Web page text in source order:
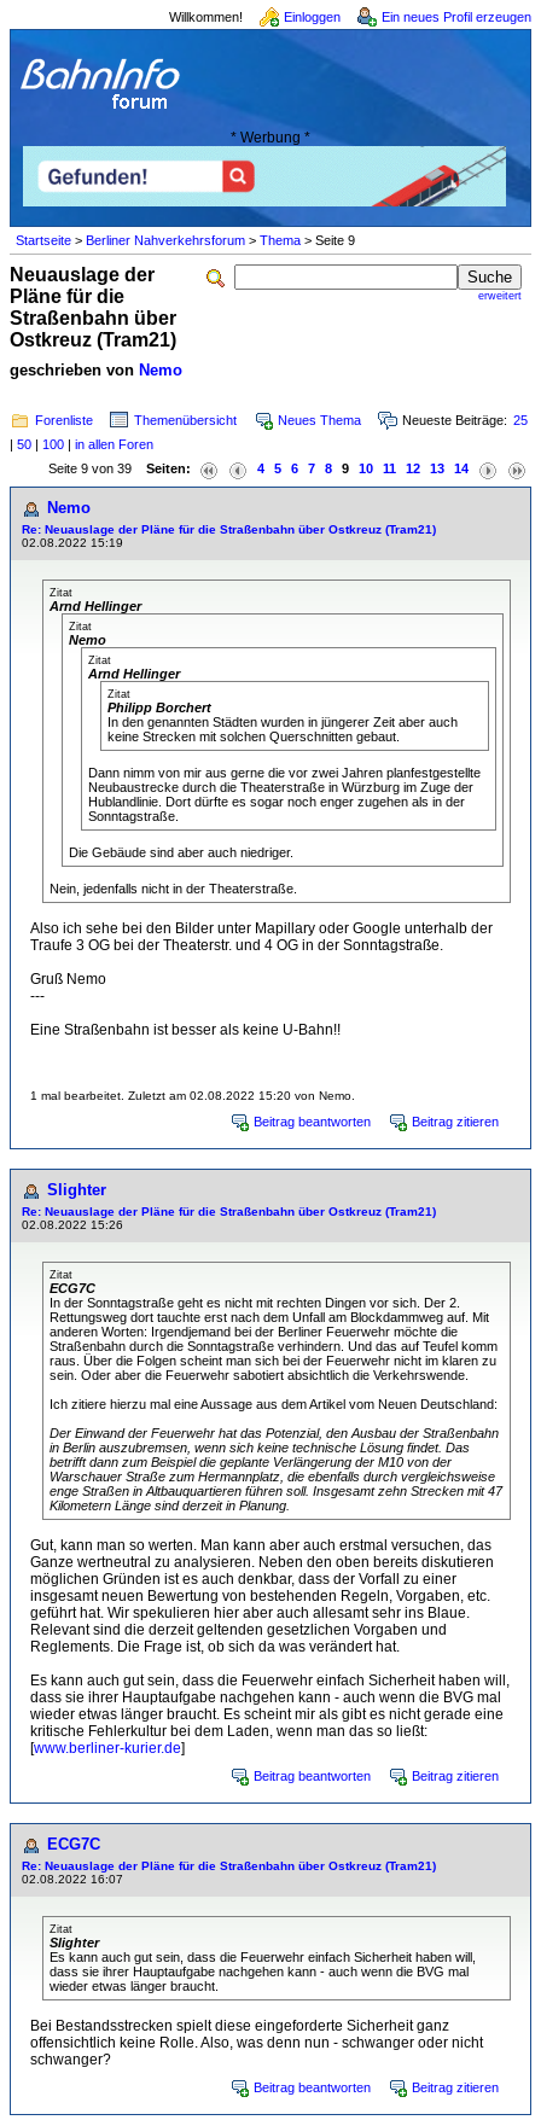
Willkommen! Einloggen Ein neues Profil erzeugen
* Werbung *
Startseite > Berliner Nahverkehrsforum > Thema > Seite 9
erweitert
Neuauslage der
Pläne für die
Straßenbahn über
Ostkreuz (Tram21)
geschrieben von Nemo
Forenliste Themenübersicht Neues Thema Neueste Beiträge: 25
| 50 | 100 | in allen Foren
Seite 9 von 39 Seiten: 4 5 6 7 8 9 10 11 12 13 14
Nemo
Re: Neuauslage der Pläne für die Straßenbahn über Ostkreuz (Tram21)
02.08.2022 15:19
Zitat
Arnd Hellinger
Zitat
Nemo
Zitat
Arnd Hellinger
Zitat
Philipp Borchert
In den genannten Städten wurden in jüngerer Zeit aber auch
keine Strecken mit solchen Querschnitten gebaut.
Dann nimm von mir aus gerne die vor zwei Jahren planfestgestellte
Neubaustrecke durch die Theaterstraße in Würzburg im Zuge der
Hublandlinie. Dort dürfte es sogar noch enger zugehen als in der
Sonntagstraße.
Die Gebäude sind aber auch niedriger.
Nein, jedenfalls nicht in der Theaterstraße.
Also ich sehe bei den Bilder unter Mapillary oder Google unterhalb der
Traufe 3 OG bei der Theaterstr. und 4 OG in der Sonntagstraße.
Gruß Nemo
---
Eine Straßenbahn ist besser als keine U-Bahn!!
1 mal bearbeitet. Zuletzt am 02.08.2022 15:20 von Nemo.
Beitrag beantworten Beitrag zitieren
Slighter
Re: Neuauslage der Pläne für die Straßenbahn über Ostkreuz (Tram21)
02.08.2022 15:26
Zitat
ECG7C
In der Sonntagstraße geht es nicht mit rechten Dingen vor sich. Der 2.
Rettungsweg dort tauchte erst nach dem Unfall am Blockdammweg auf. Mit
anderen Worten: Irgendjemand bei der Berliner Feuerwehr möchte die
Straßenbahn durch die Sonntagstraße verhindern. Und das auf Teufel komm
raus. Über die Folgen scheint man sich bei der Feuerwehr nicht im klaren zu
sein. Oder aber die Feuerwehr sabotiert absichtlich die Verkehrswende.
Ich zitiere hierzu mal eine Aussage aus dem Artikel vom Neuen Deutschland:
Der Einwand der Feuerwehr hat das Potenzial, den Ausbau der Straßenbahn
in Berlin auszubremsen, wenn sich keine technische Lösung findet. Das
betrifft dann zum Beispiel die geplante Verlängerung der M10 von der
Warschauer Straße zum Hermannplatz, die ebenfalls durch vergleichsweise
enge Straßen in Altbauquartieren führen soll. Insgesamt zehn Strecken mit 47
Kilometern Länge sind derzeit in Planung.
Gut, kann man so werten. Man kann aber auch erstmal versuchen, das
Ganze wertneutral zu analysieren. Neben den oben bereits diskutieren
möglichen Gründen ist es auch denkbar, dass der Vorfall zu einer
insgesamt neuen Bewertung von bestehenden Regeln, Vorgaben, etc.
geführt hat. Wir spekulieren hier aber auch allesamt sehr ins Blaue.
Relevant sind die derzeit geltenden gesetzlichen Vorgaben und
Reglements. Die Frage ist, ob sich da was verändert hat.
Es kann auch gut sein, dass die Feuerwehr einfach Sicherheit haben will,
dass sie ihrer Hauptaufgabe nachgehen kann - auch wenn die BVG mal
wieder etwas länger braucht. Es scheint mir als gibt es nicht gerade eine
kritische Fehlerkultur bei dem Laden, wenn man das so ließt:
[www.berliner-kurier.de]
Beitrag beantworten Beitrag zitieren
ECG7C
Re: Neuauslage der Pläne für die Straßenbahn über Ostkreuz (Tram21)
02.08.2022 16:07
Zitat
Slighter
Es kann auch gut sein, dass die Feuerwehr einfach Sicherheit haben will,
dass sie ihrer Hauptaufgabe nachgehen kann - auch wenn die BVG mal
wieder etwas länger braucht.
Bei Bestandsstrecken spielt diese eingeforderte Sicherheit ganz
offensichtlich keine Rolle. Also, was denn nun - schwanger oder nicht
schwanger?
Beitrag beantworten Beitrag zitieren